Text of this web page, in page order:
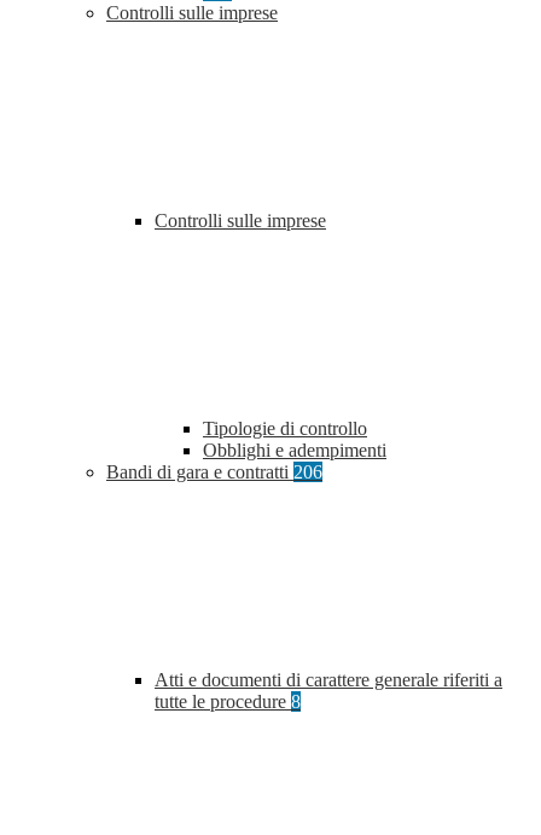
Controlli sulle imprese
Controlli sulle imprese
Tipologie di controllo
Obblighi e adempimenti
Bandi di gara e contratti 206
Atti e documenti di carattere generale riferiti a
tutte le procedure 8